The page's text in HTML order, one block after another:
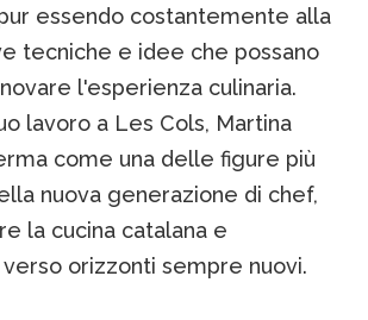
essendo costantemente alla
tecniche e idee che possano
l'esperienza culinaria.
lavoro a Les Cols, Martina
come una delle figure più
nuova generazione di chef,
la cucina catalana e
orizzonti sempre nuovi.